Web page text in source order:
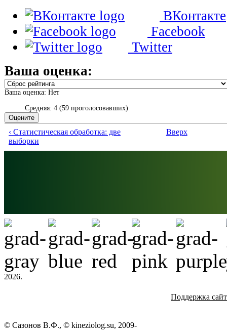
ВКонтакте
Facebook
Twitter
Ваша оценка:
Ваша оценка: Нет
Средняя: 4 (59 проголосовавших)
‹ Статистическая обработка: две
выборки
Вверх
2026.
Поддержка
© Сазонов В.Ф., © kineziolog.su, 2009-